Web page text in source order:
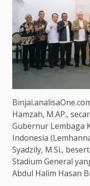
Hamzah, M.AP.,
Gubernur Lembaga
Indonesia
Syadzily, M.Si.,
Stadium General
Abdul Halim Hasan